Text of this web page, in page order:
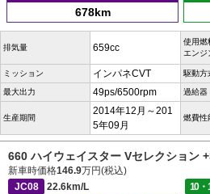
678km
排気量 659cc
使用燃
エンジ
ミッション インパネCVT 駆動方
最大出力 49ps/6500rpm 過給器
生産期間
2014年12月～201
5年09月
燃費性
660 ハイウェイスター Vセレクション
新車時価格146.9万円(税込)
JC08
22.6km/L 10・